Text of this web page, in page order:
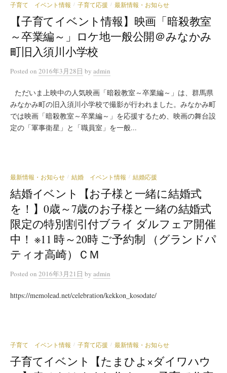
子育て イベント情報 / 子育て応援 / 最新情報・お知らせ
【子育てイベント情報】映画「暗殺教室
～卒業編～」ロケ地一般公開＠みなかみ
町旧入須川小学校
Posted on 2016年3月28日 by admin
ただいま上映中の人気映画「暗殺教室～卒業編～」は、群馬県
みなかみ町の旧入須川小学校で撮影が行われました。みなかみ町
では映画「暗殺教室～卒業編～」を応援するため、映画の舞台設
定の「軍事衛星」と「職員室」を一般...
最新情報・お知らせ / 結婚 イベント情報 / 結婚応援
結婚イベント【お子様と一緒に結婚式
を！】0歳～7歳のお子様と一緒の結婚式
限定の特別割引付ブライ ダルフェア開催
中！ ※11 時～20時 ご予約制 （グランドパ
ティオ高崎）ＣＭ
Posted on 2016年3月21日 by admin
https://memolead.net/celebration/kekkon_kosodate/
子育て イベント情報 / 子育て応援 / 最新情報・お知らせ
子育てイベント【たまひよ×ダイワハウ